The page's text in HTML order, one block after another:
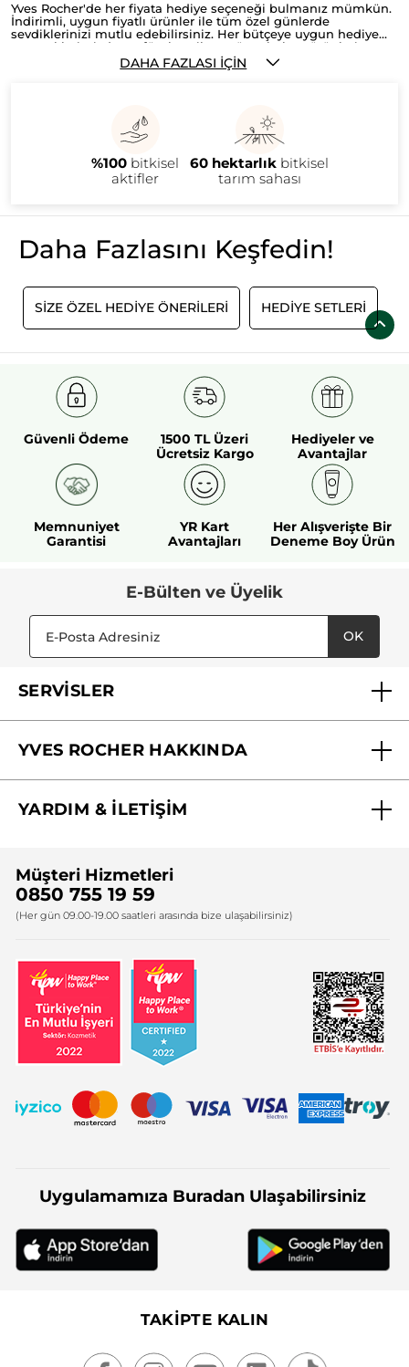
Yves Rocher'de her fiyata hediye seçeneği bulmanız mümkün.
İndirimli, uygun fiyatlı ürünler ile tüm özel günlerde
sevdiklerinizi mutlu edebilirsiniz. Her bütçeye uygun hediye
seçeneklerimizde parfümler, cilt ve vücut bakım ürünleri,
banyo ve hijyen ürünleri, saç ürünleri ve güneş ürünlerini
bulabilirsiniz. 50 TL'ye kadar hediye seçenekleri, 150 TL'ye
bulabilirsiniz. Anneler günü ve babalar günü gibi en özel
günler için de birbirinden değerli hediyeler sizleri bekliyor.
DAHA FAZLASI İÇIN
%100 bitkisel
aktifler
60 hektarlık bitkisel
tarım sahası
Daha Fazlasını Keşfedin!
SİZE ÖZEL HEDİYE ÖNERİLERİ HEDİYE SETLERİ
Güvenli Ödeme
1500 TL Üzeri
Ücretsiz Kargo
Hediyeler ve
Avantajlar
Memnuniyet
Garantisi
YR Kart
Avantajları
Her Alışverişte Bir
Deneme Boy Ürün
E-Bülten ve Üyelik
OK
SERVİSLER
YVES ROCHER HAKKINDA
Yves Rocher Vakfı
YARDIM & İLETİŞİM
Bize Ulaşın
Firma Bilgileri
Müşteri Hizmetleri
0850 755 19 59
(Her gün 09.00-19.00 saatleri arasında bize ulaşabilirsiniz)
Uygulamamıza Buradan Ulaşabilirsiniz
TAKİPTE KALIN